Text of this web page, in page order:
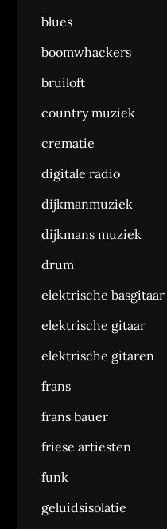
blues
boomwhackers
bruiloft
country muziek
crematie
digitale radio
dijkmanmuziek
dijkmans muziek
drum
elektrische basgitaar
elektrische gitaar
elektrische gitaren
frans
frans bauer
friese artiesten
funk
geluidsisolatie